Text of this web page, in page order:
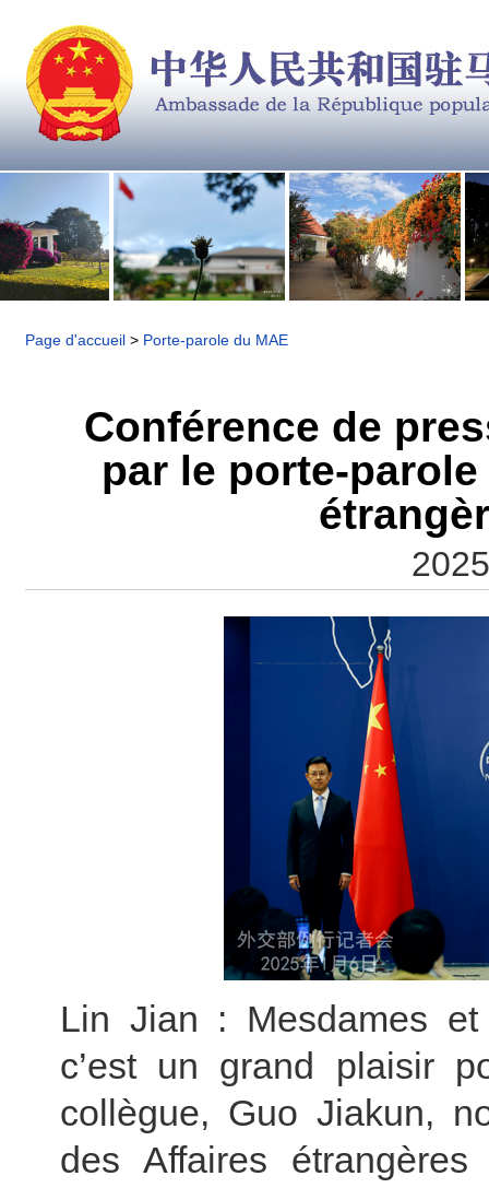
Page d'accueil > Porte-parole du MAE
Conférence de
par le porte-
Lin Jian : Mesdames et
c’est un grand plaisir
collègue, Guo Jiakun,
des Affaires